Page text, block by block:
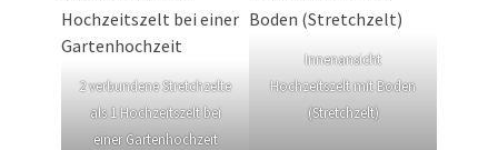
2 verbundene Stretchzelte
als 1 Hochzeitszelt bei
einer Gartenhochzeit
Innenansicht
Hochzeitszelt mit Boden
(Stretchzelt)